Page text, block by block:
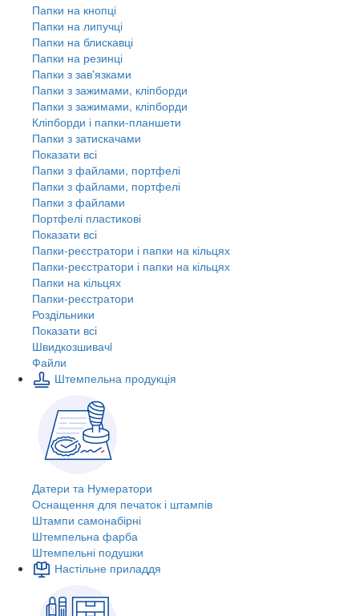
Папки на кнопці
Папки на липучці
Папки на блискавці
Папки на резинці
Папки з зав'язками
Папки з зажимами, кліпборди
Папки з зажимами, кліпборди
Кліпборди і папки-планшети
Папки з затискачами
Показати всі
Папки з файлами, портфелі
Папки з файлами, портфелі
Папки з файлами
Портфелі пластикові
Показати всі
Папки-реєстратори і папки на кільцях
Папки-реєстратори і папки на кільцях
Папки на кільцях
Папки-реєстратори
Роздільники
Показати всі
Швидкозшивачi
Файли
Штемпельна продукція
Датери та Нумератори
Оснащення для печаток і штампів
Штампи самонабірні
Штемпельна фарба
Штемпельні подушки
Настільне приладдя